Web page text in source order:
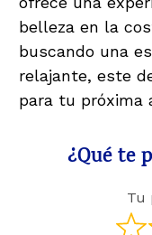
belleza en la
buscando una
relajante, este
para tu próxima
¿Qué te
Tu